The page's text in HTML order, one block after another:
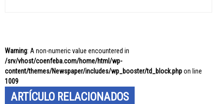
Warning: A non-numeric value encountered in
/srv/vhost/coenfeba.com/home/html/wp-
content/themes/Newspaper/includes/wp_booster/td_block.phpon line
1009
ARTÍCULO RELACIONADOS